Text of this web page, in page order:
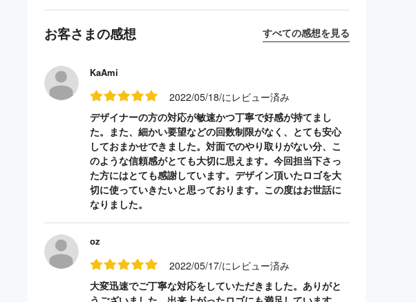
お客さまの感想 すべての感想を見る
KaAmi
2022/05/18/にレビュー済み
デザイナーの方の対応が敏速かつ丁寧で好感が持てまし
た。また、細かい要望などの回数制限がなく、とても安心
しておまかせできました。対面でのやり取りがない分、こ
のような信頼感がとても大切に思えます。今回担当下さっ
た方にはとても感謝しています。デザイン頂いたロゴを大
切に使っていきたいと思っております。この度はお世話に
なりました。
oz
2022/05/17/にレビュー済み
大変迅速でご丁寧な対応をしていただきました。ありがと